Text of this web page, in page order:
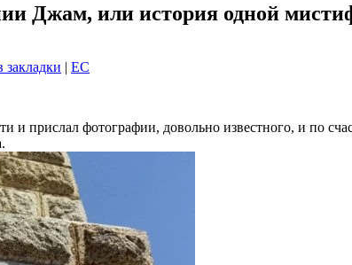
Джам, или история одной
закладки | EC
и прислал фотографии, довольно известного, и по